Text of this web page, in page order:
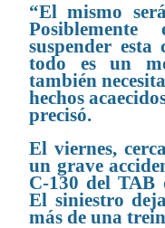
“El mismo
suspender esta
todo es un
también
hechos
precisó.
El viernes,
un grave
C-130 del TAB
El siniestro
más de una